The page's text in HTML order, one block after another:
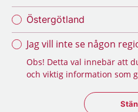
Östergötland
Jag vill inte se någon
Obs! Detta val innebär att
och viktig information som